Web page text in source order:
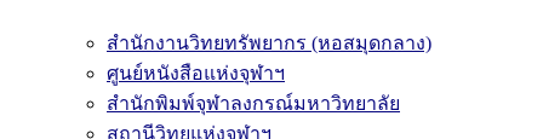
สำนักงานวิทยทรัพยากร (หอสมุดกลาง)
ศูนย์หนังสือแห่งจุฬาฯ
สำนักพิมพ์จุฬาลงกรณ์มหาวิทยาลัย
สถานีวิทยุแห่งจุฬาฯ